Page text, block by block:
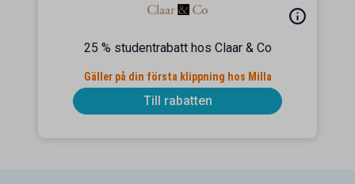
25 % studentrabatt hos Claar & Co
Gäller på din första klippning hos Milla
Till rabatten